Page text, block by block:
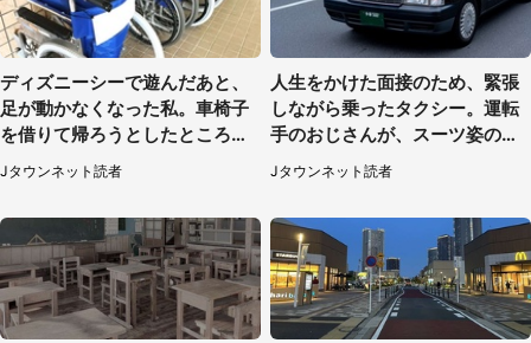
ディズニーシーで遊んだあと、
足が動かなくなった私。車椅子
を借りて帰ろうとしたところで
キャストが（60代女性）
Jタウンネット読者
人生をかけた面接のため、緊張
しながら乗ったタクシー。運転
手のおじさんが、スーツ姿の私
を見て...（福岡県・30代女性）
Jタウンネット読者